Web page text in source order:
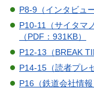
P8-9（インタビュ
P10-11（サイタマ
（PDF：931KB）
P12-13（BREAK
P14-15（読者プレ
P16（鉄道会社情報